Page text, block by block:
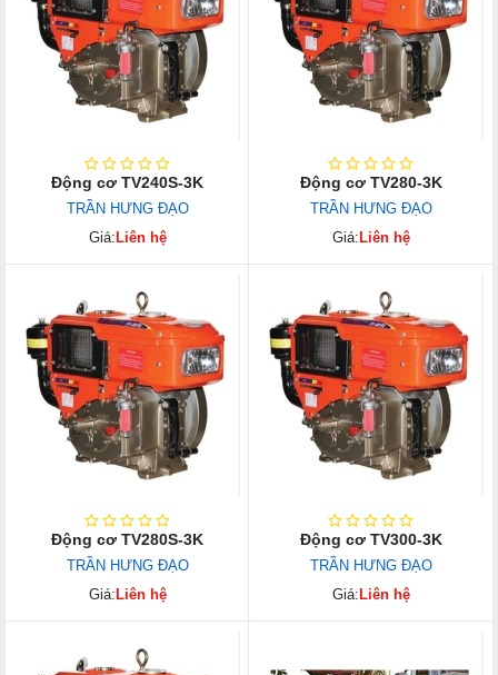
Động cơ TV240S-3K
TRẦN HƯNG ĐẠO
Giá: Liên hệ
Động cơ TV280-3K
TRẦN HƯNG ĐẠO
Giá: Liên hệ
Động cơ TV280S-3K
TRẦN HƯNG ĐẠO
Giá: Liên hệ
Động cơ TV300-3K
TRẦN HƯNG ĐẠO
Giá: Liên hệ